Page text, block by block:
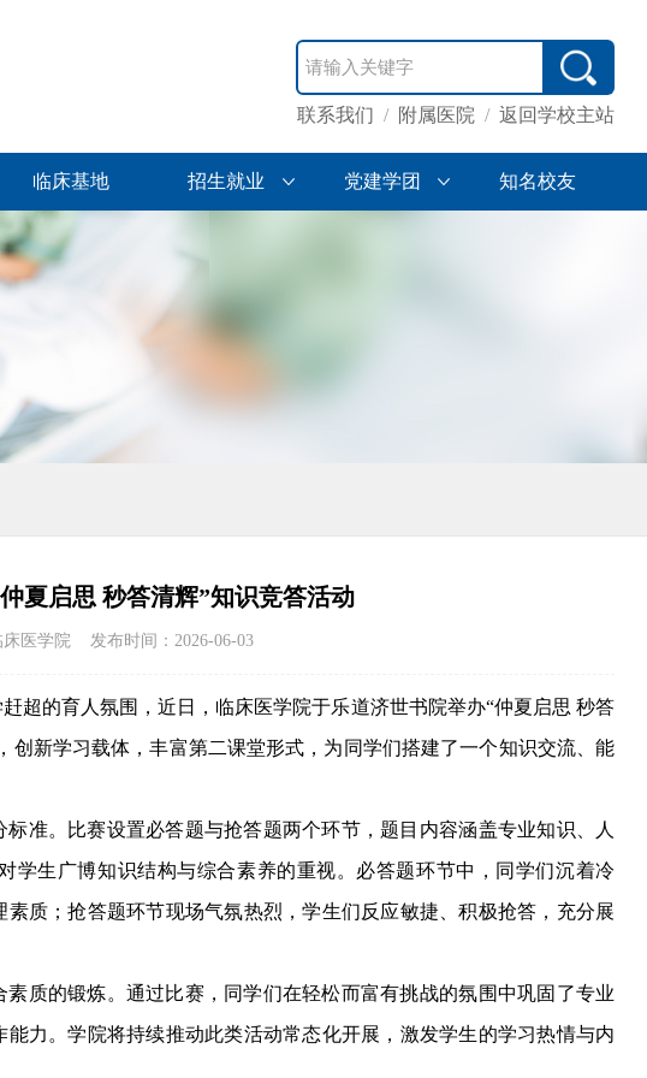
返回学校主站
/
附属医院
/
联系我们
临床基地 招生就业 党建学团 知名校友
夏启思 秒答清辉”知识竞答活动
床医学院 发布时间：2026-06-03
超的育人氛围 ，近日， 临床医学院于乐道济世书院举办“仲夏启思 秒答
创新学习载体，丰富第二课堂形式，为 同学们搭建了一个知识交流、能
准。比赛设置必答题与抢答题两个环节，题目内容涵盖专业知识、
人
学生广博知识结构与综合素养的重视。必答题环节中，同学们沉着冷
质；抢答题环节现场气氛热烈，学生们反应敏捷、积极抢答，充分展
质的锻炼。通过比赛，同学们在轻松而富有挑战的氛围中巩固了专业
能力。学院将持续推动此类活动常态化开展，激发学生的学习热情与内